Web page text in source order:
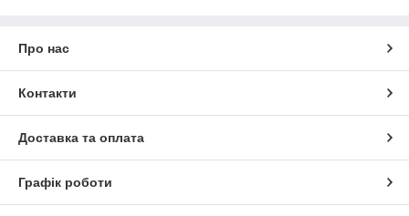
Про нас
Контакти
Доставка та оплата
Графік роботи